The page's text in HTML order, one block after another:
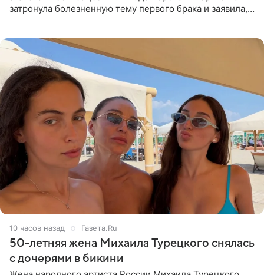
затронула болезненную тему первого брака и заявила,
10 часов назад Газета.Ru
50-летняя жена Михаила Турецкого снялась
с дочерями в бикини